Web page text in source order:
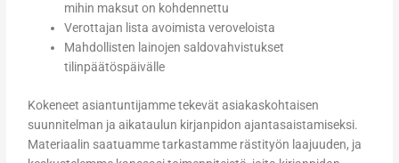
mihin maksut on kohdennettu
Verottajan lista avoimista veroveloista
Mahdollisten lainojen saldovahvistukset
tilinpäätöspäivälle
Kokeneet asiantuntijamme tekevät asiakaskohtaisen
suunnitelman ja aikataulun kirjanpidon ajantasaistamiseksi.
Materiaalin saatuamme tarkastamme rästityön laajuuden, ja